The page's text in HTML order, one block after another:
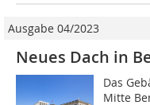
Ausgabe 04/2023
Neues Dach in
Das
Mitte